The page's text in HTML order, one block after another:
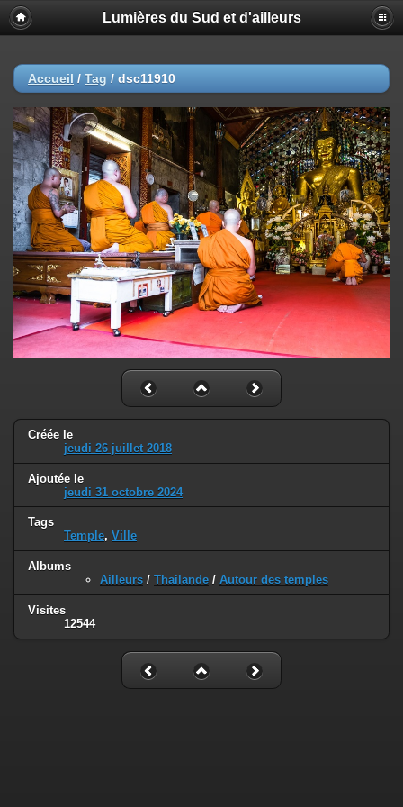
Lumières du Sud et d'ailleurs
Accueil / Tag / dsc11910
Créée le
jeudi 26 juillet 2018
Ajoutée le
jeudi 31 octobre 2024
Tags
Temple, Ville
Albums
Ailleurs / Thailande / Autour des temples
Visites
12544